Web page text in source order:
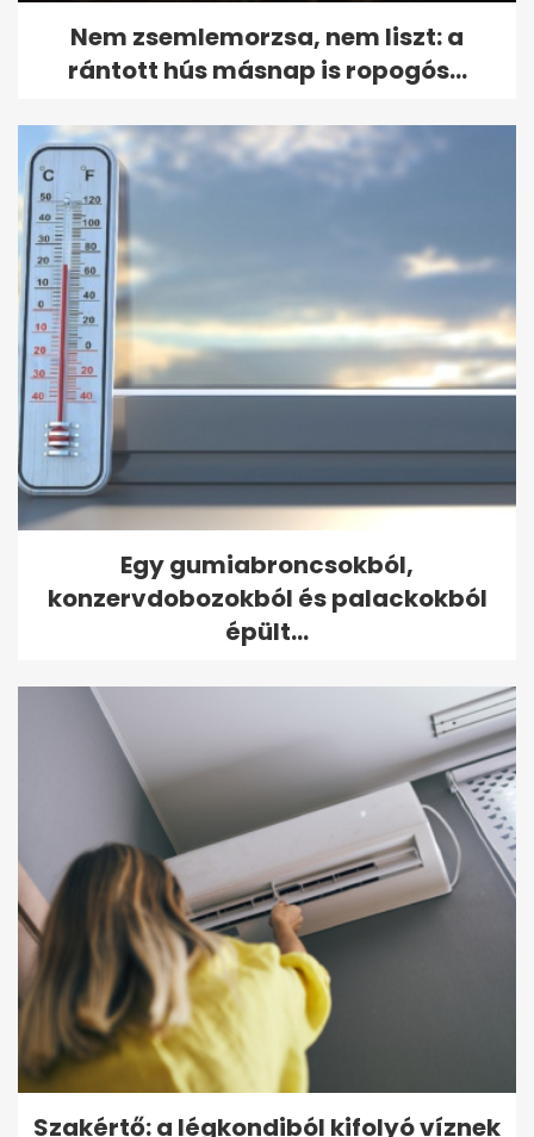
Nem zsemlemorzsa, nem liszt: a
rántott hús másnap is ropogós...
Egy gumiabroncsokból,
konzervdobozokból és palackokból
épült...
Szakértő: a légkondiból kifolyó víznek